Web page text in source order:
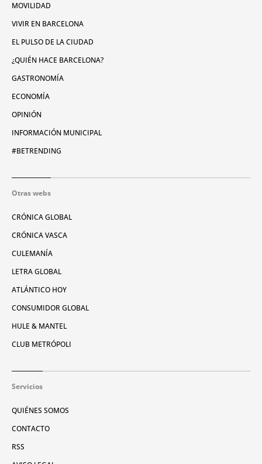
MOVILIDAD
VIVIR EN BARCELONA
EL PULSO DE LA CIUDAD
¿QUIÉN HACE BARCELONA?
GASTRONOMÍA
ECONOMÍA
OPINIÓN
INFORMACIÓN MUNICIPAL
#BETRENDING
Otras webs
CRÓNICA GLOBAL
CRÓNICA VASCA
CULEMANÍA
LETRA GLOBAL
ATLÁNTICO HOY
CONSUMIDOR GLOBAL
HULE & MANTEL
CLUB METRÓPOLI
Servicios
QUIÉNES SOMOS
CONTACTO
RSS